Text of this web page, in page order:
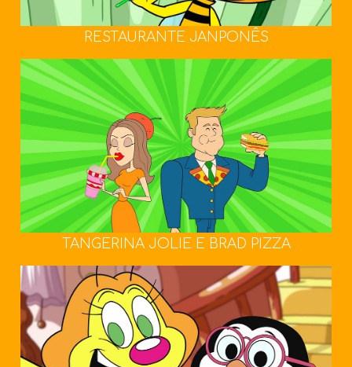
RESTAURANTE JANPONÊS
TANGERINA JOLIE E BRAD PIZZA